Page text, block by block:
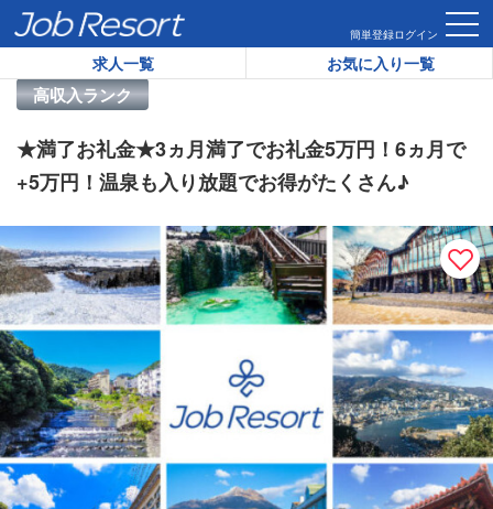
簡単登録ログイン
求人一覧 お気に入り一覧
HOME 求人一覧 ★満了お礼金★3ヵ月満了でお礼金5万円！6
高収入ランク
リゾートバイト求人番号：
★満了お礼金★3ヵ月満了でお礼金5万円！6ヵ月で
+5万円！温泉も入り放題でお得がたくさん♪